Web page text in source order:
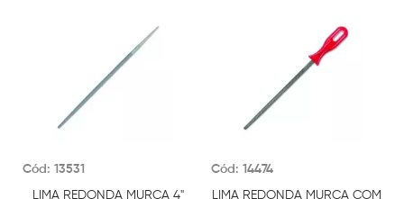
Cód: 13531
LIMA REDONDA MURÇA 4"
Cód: 14474
LIMA REDONDA MURÇA COM